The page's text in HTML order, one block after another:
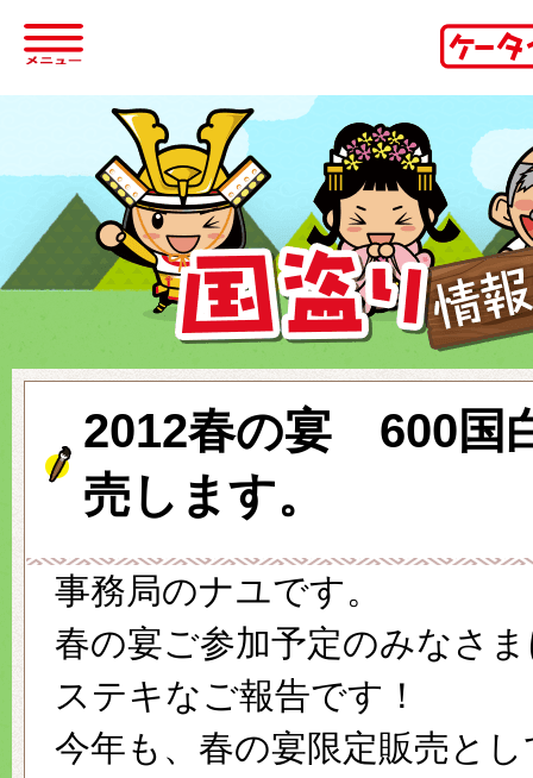
2012春の宴 600国
売します。
事務局のナユです。
春の宴ご参加予定のみなさ
ステキなご報告です！
今年も、春の宴限定販売とし